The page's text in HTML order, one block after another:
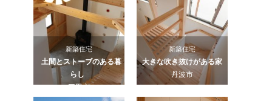
新築住宅
土間とストーブのある暮
らし
三田市
新築住宅
大きな吹き抜けがある家
丹波市